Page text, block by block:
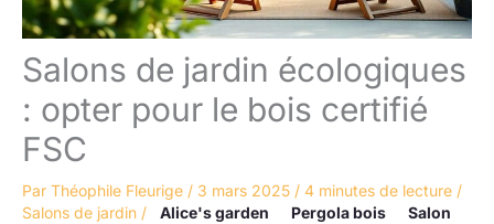
Salons de jardin écologiques
: opter pour le bois certifié
FSC
Par Théophile Fleurige / 3 mars 2025 / 4 minutes de lecture /
Salons de jardin / Alice's garden Pergola bois
Salon